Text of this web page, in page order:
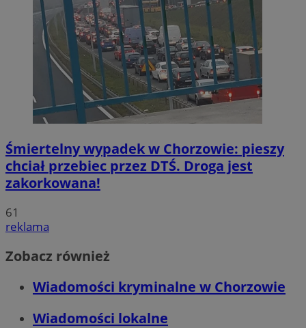
Śmiertelny wypadek w Chorzowie: pieszy
chciał przebiec przez DTŚ. Droga jest
zakorkowana!
61
reklama
Zobacz również
Wiadomości kryminalne w Chorzowie
Wiadomości lokalne